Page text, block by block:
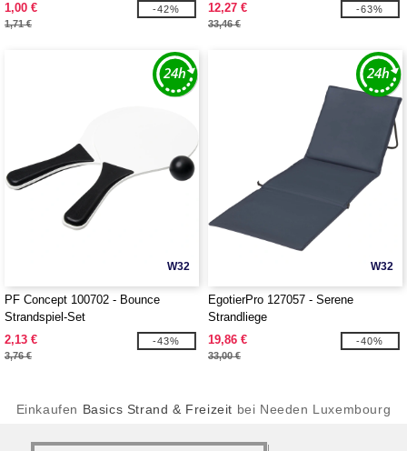
1,00 €
1,71 €
-42%
12,27 €
33,46 €
-63%
W32
PF Concept 100702 - Bounce
Strandspiel-Set
2,13 €
3,76 €
-43%
W32
EgotierPro 127057 - Serene
Strandliege
19,86 €
33,00 €
-40%
Einkaufen Basics Strand & Freizeit bei Needen Luxembourg